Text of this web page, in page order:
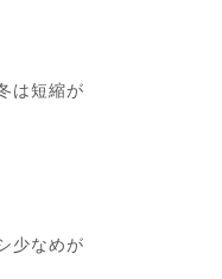
は短縮が
少なめが